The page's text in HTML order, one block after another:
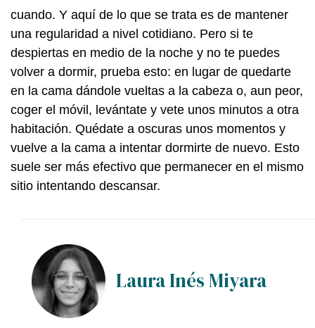
cuando. Y aquí de lo que se trata es de mantener
una regularidad a nivel cotidiano. Pero si te
despiertas en medio de la noche y no te puedes
volver a dormir, prueba esto: en lugar de quedarte
en la cama dándole vueltas a la cabeza o, aun peor,
coger el móvil, levántate y vete unos minutos a otra
habitación. Quédate a oscuras unos momentos y
vuelve a la cama a intentar dormirte de nuevo. Esto
suele ser más efectivo que permanecer en el mismo
sitio intentando descansar.
Laura Inés Miyara